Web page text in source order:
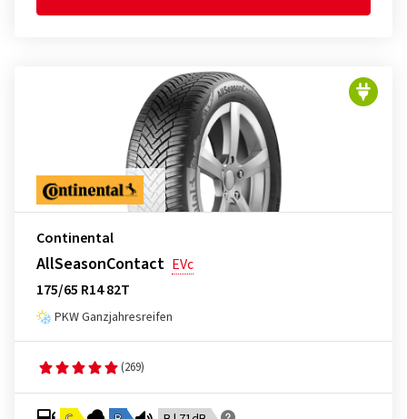
Continental
AllSeasonContact EVc
175/65 R14 82T
PKW Ganzjahresreifen
(269)